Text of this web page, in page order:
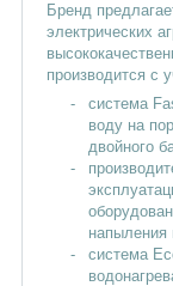
Российские
Бренд
электрических
производится с
система
воду на
двойного
напыления
система